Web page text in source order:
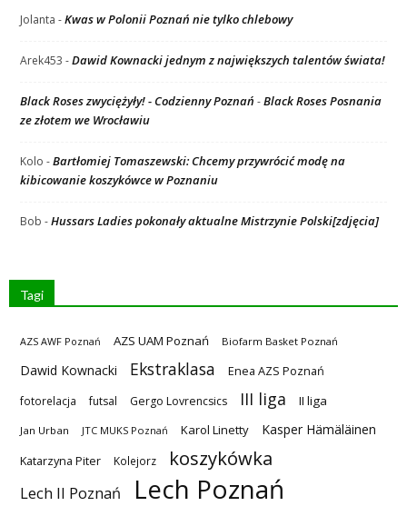
Jolanta -Kwas w Polonii Poznań nie tylko chlebowy
Arek453 -Dawid Kownacki jednym z największych talentów świata!
Black Roses zwyciężyły! - Codzienny Poznań -Black Roses Posnania
ze złotem we Wrocławiu
Kolo -Bartłomiej Tomaszewski: Chcemy przywrócić modę na
kibicowanie koszykówce w Poznaniu
Bob -Hussars Ladies pokonały aktualne Mistrzynie Polski[zdjęcia]
Tagi
AZS AWF Poznań AZS UAM Poznań Biofarm Basket Poznań
Dawid Kownacki Ekstraklasa Enea AZS Poznań
fotorelacja futsal Gergo Lovrencsics III liga II liga
Jan Urban JTC MUKS Poznań Karol Linetty Kasper Hämäläinen
Katarzyna Piter Kolejorz koszykówka
Lech II Poznań Lech Poznań